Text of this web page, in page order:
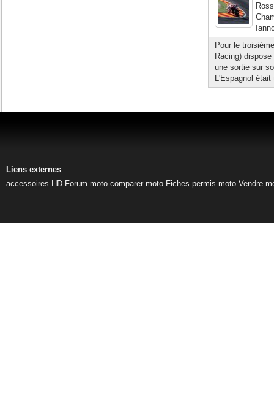
Pour le
Racing)
une sortie sur
L'Espagnol
Liens externes
accessoires HD Forum moto comparer moto Fiches permis moto Vendre